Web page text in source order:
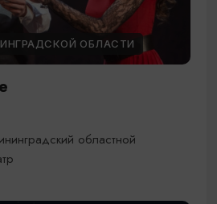
ОБЛАСТИ
областной